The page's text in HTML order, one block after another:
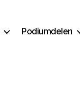
Podiumdelen